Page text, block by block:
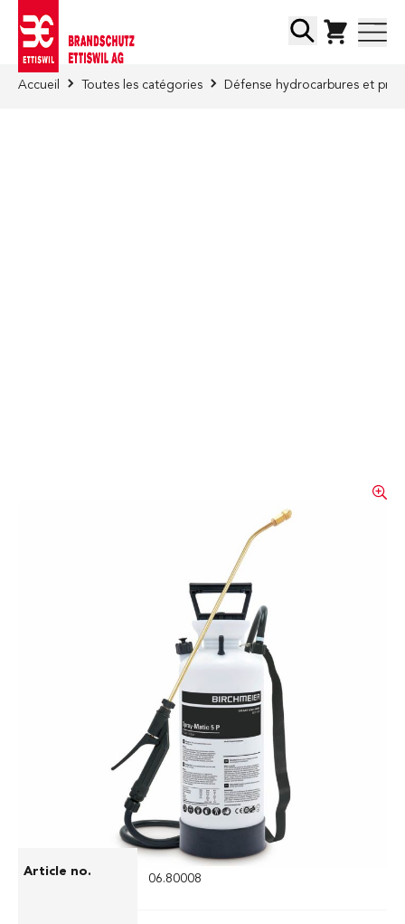
Chercher
Accueil Toutes les catégories Défense hydrocarbures et
Pulvérisateur à pression
Birchmeier Matic 5P
Pulvérisateur à pression avec armatures en
laiton pour une utilisation universelle et/ou
06.80008